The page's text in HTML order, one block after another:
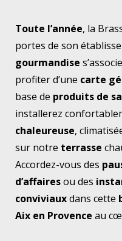
Toute l’année, la
portes de son
gourmandise
profiter d’une carte
base de produits de
installerez
chaleureuse,
sur notre terrasse
Accordez-vous des
d’affairesou des
conviviauxdans cette
Aix en Provence au